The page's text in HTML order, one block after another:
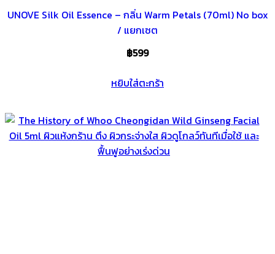
UNOVE Silk Oil Essence – กลิ่น Warm Petals (70ml) No box
/ แยกเซต
฿599
หยิบใส่ตะกร้า